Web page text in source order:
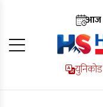
आज
युनिकोड